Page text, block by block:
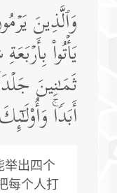
وَٱلَّذِینَ
یَأۡتُوا۟
ثَمَـٰنِینَ
أَبَدࣰاۚ
举出四个
每个人打